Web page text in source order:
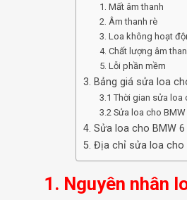
1. Mất âm thanh
2. Âm thanh rè
3. Loa không hoạt
4. Chất lượng âm
5. Lỗi phần mềm
3. Bảng giá sửa loa
3.1 Thời gian sửa loa
3.2 Sửa loa cho
4. Sửa loa cho BMW
5. Địa chỉ sửa loa cho
1. Nguyên nhân